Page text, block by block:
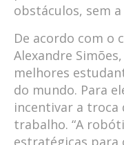
obstáculos, sem
De acordo com o
Alexandre
melhores
do mundo. Para
incentivar a troca
trabalho. “A
estratégicas para